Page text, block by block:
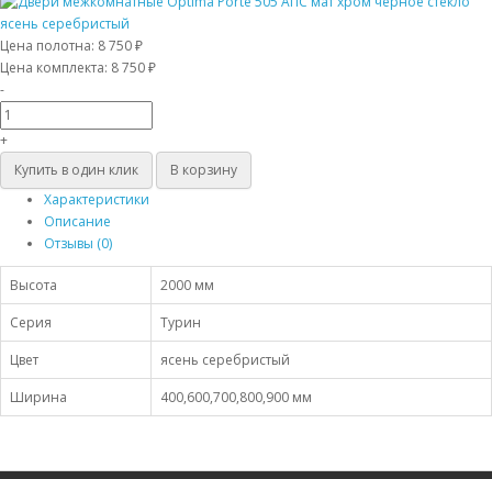
Цена полотна: 8 750 ₽
Цена комплекта: 8 750 ₽
-
+
Купить в один клик
В корзину
Характеристики
Описание
Отзывы (0)
Высота
2000 мм
Серия
Турин
Цвет
ясень серебристый
Ширина
400,600,700,800,900 мм